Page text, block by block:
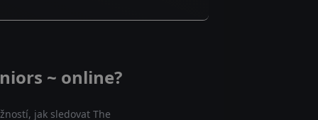
~ online?
jak sledovat The